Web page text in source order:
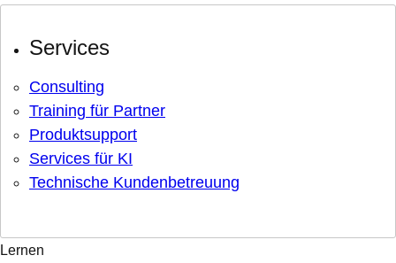
Services
Consulting
Training für Partner
Produktsupport
Services für KI
Technische Kundenbetreuung
Lernen